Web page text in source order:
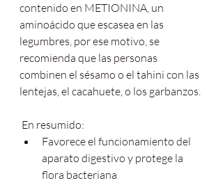
contenido en METIONINA, un
aminoácido que escasea en las
legumbres, por ese motivo, se
recomienda que las personas
combinen el sésamo o el tahini con las
lentejas, el cacahuete, o los garbanzos.
En resumido:
Favorece el funcionamiento del
aparato digestivo y protege la
flora bacteriana